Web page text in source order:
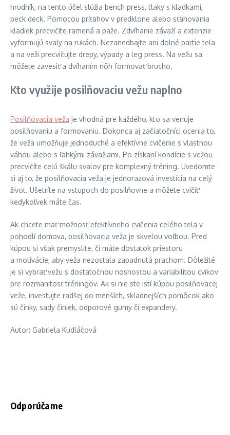
hrudník, na tento účel slúžia bench press, tlaky s kladkami,
peck deck. Pomocou príťahov v predklone alebo sťahovania
kladiek precvičíte ramená a paže. Zdvíhanie závaží a extenzie
vyformujú svaly na rukách. Nezanedbajte ani dolné partie tela
a na veži precvičujte drepy, výpady a leg press. Na vežu sa
môžete zavesiť a dvíhaním nôh formovať brucho.
Kto využije posilňovaciu vežu naplno
Posilňovacia veža je vhodná pre každého, kto sa venuje
posilňovaniu a formovaniu. Dokonca aj začiatočníci ocenia to,
že veža umožňuje jednoduché a efektívne cvičenie s vlastnou
váhou alebo s ľahkými závažiami. Po získaní kondície s vežou
precvičíte celú škálu svalov pre komplexný tréning. Uvedomte
si aj to, že posilňovacia veža je jednorazová investícia na celý
život. Ušetríte na vstupoch do posilňovne a môžete cvičiť
kedykoľvek máte čas.
Ak chcete mať možnosť efektívneho cvičenia celého tela v
pohodlí domova, posilňovacia veža je skvelou voľbou. Pred
kúpou si však premyslite, či máte dostatok priestoru
a motivácie, aby veža nezostala zapadnutá prachom. Dôležité
je si vybrať vežu s dostatočnou nosnosťou a variabilitou cvikov
pre rozmanitosť tréningov. Ak si nie ste istí kúpou posilňovacej
veže, investujte radšej do menších, skladnejších pomôcok ako
sú činky, sady činiek, odporové gumy či expandery.
Autor: Gabriela Kudláčová
Odporúčame